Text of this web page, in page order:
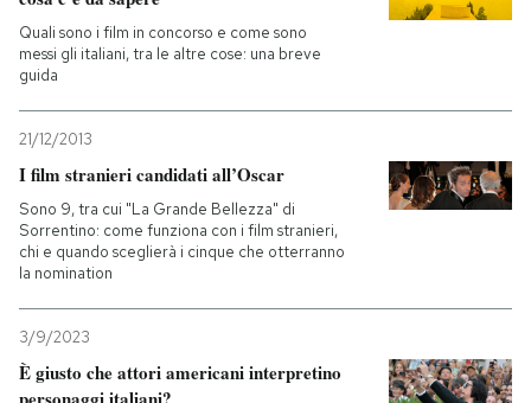
Quali sono i film in concorso e come sono
messi gli italiani, tra le altre cose: una breve
guida
21/12/2013
I film stranieri candidati all’Oscar
Sono 9, tra cui "La Grande Bellezza" di
Sorrentino: come funziona con i film stranieri,
chi e quando sceglierà i cinque che otterranno
la nomination
3/9/2023
È giusto che attori americani interpretino